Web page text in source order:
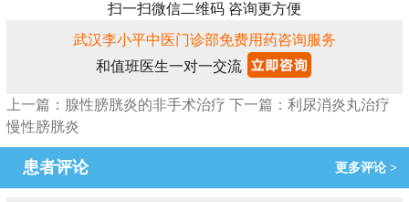
扫一扫微信二维码 咨询更方便
武汉李小平中医门诊部免费用药咨询服务
和值班医生一对一交流
上一篇：腺性膀胱炎的非手术治疗 下一篇：利尿消炎丸治疗
慢性膀胱炎
患者评论 更多评论 >